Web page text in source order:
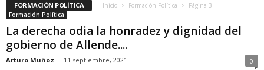
FORMACIÓN POLÍTICA Inicio Formación Política
Página 3
Formación Política
La derecha odia la honradez y dignidad del
gobierno de Allende....
Arturo Muñoz - 11 septiembre, 2021 0